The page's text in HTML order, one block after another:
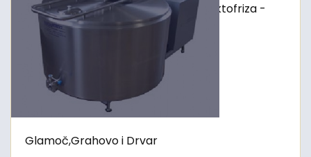
laktofriza -
Glamoč,Grahovo i Drvar